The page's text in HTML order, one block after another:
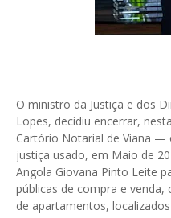
O ministro da Justiça e dos
Lopes, decidiu encerrar,
Cartório Notarial de Viana —
justiça usado, em Maio de
Angola Giovana Pinto Leite
públicas de compra e
de apartamentos,